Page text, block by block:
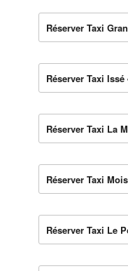
Réserver Taxi
Réserver Taxi Issé
Réserver Taxi La
Réserver Taxi
Réserver Taxi Le